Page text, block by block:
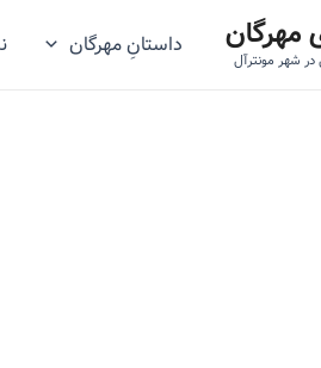
مهرگان
در شهر مونترآل
داستانِ مهرگان